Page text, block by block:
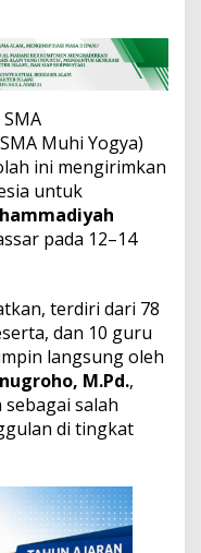
SMA
Muhi Yogya)
ini mengirimkan
untuk
pada 12–14
terdiri dari 78
dan 10 guru
langsung oleh
M.Pd.,
salah
di tingkat